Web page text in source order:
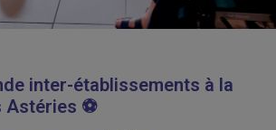
inter-établissements à la
Astéries ⚽